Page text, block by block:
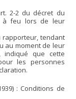
2-2 du décret du
à feu lors de leur
rapporteur, tendant
au moment de leur
indiqué que cette
les personnes
: Conditions de